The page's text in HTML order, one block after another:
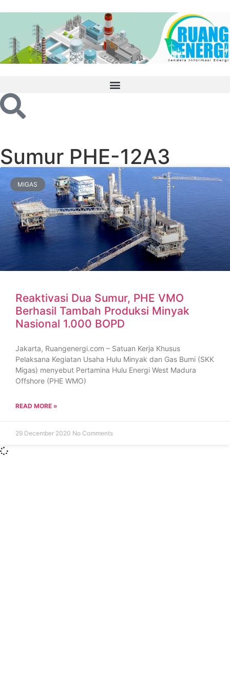
Sumur PHE-12A3
MIGAS
Reaktivasi Dua Sumur, PHE VMO
Berhasil Tambah Produksi Minyak
Nasional 1.000 BOPD
Jakarta, Ruangenergi.com – Satuan Kerja Khusus
Pelaksana Kegiatan Usaha Hulu Minyak dan Gas Bumi (SKK
Migas) menyebut Pertamina Hulu Energi West Madura
Offshore (PHE WMO)
READ MORE »
29 December 2020 No Comments